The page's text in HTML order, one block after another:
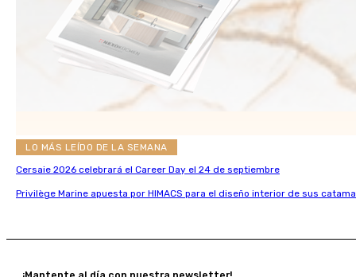
LO MÁS LEÍDO DE LA SEMANA
Cersaie 2026 celebrará el Career Day el 24 de septiembre
Privilège Marine apuesta por HIMACS para el diseño interior de sus